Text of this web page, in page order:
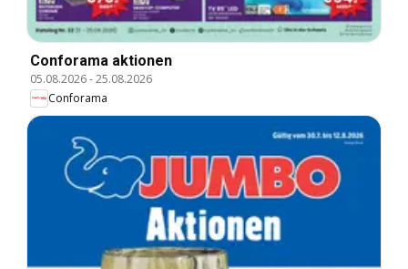
Conforama aktionen
05.08.2026-25.08.2026
Conforama